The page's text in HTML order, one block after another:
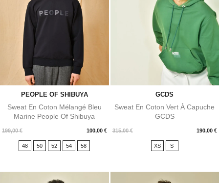
PEOPLE OF SHIBUYA
Sweat En Coton Mélangé Bleu
Marine People Of Shibuya
199,00 € 100,00 €
Prix
48 50 52 54 58
GCDS
Sweat En Coton Vert À Capuche
GCDS
315,00 € 190,00 €
Prix
XS S